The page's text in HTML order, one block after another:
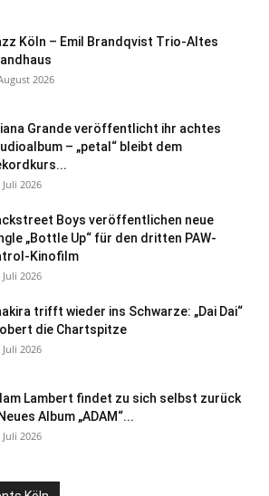
Köln – Emil Brandqvist Trio-Altes
2026
Grande veröffentlicht ihr achtes
– „petal“ bleibt dem
Juli 2026
Boys veröffentlichen neue
„Bottle Up“ für den dritten PAW-
Kinofilm
Juli 2026
trifft wieder ins Schwarze: „Dai Dai“
die Chartspitze
Juli 2026
Lambert findet zu sich selbst zurück
Album „ADAM“...
Juli 2026